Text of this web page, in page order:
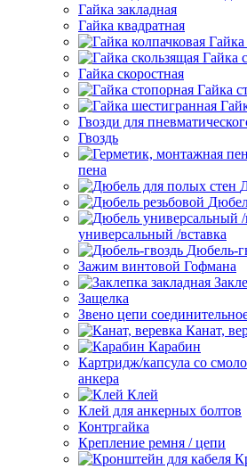
Гайка закладная
Гайка квадратная
Гайка
Гайка
Гайка скоростная
Гайка
Гвозди для
Гвоздь
пена
универсальный /вставка
Дюбель-
Зажим винтовой Гофмана
Защелка
Звено цепи
Канат,
Карабин
Картридж/капсула со
анкера
Клей
Клей для анкерных болтов
Контргайка
Крепление ремня / цепи